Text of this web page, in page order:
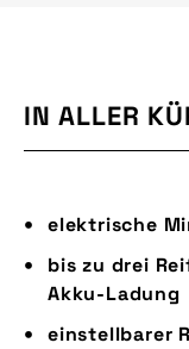
IN ALLER
elektrische
bis zu drei
Akku-Ladung
einstellbarer